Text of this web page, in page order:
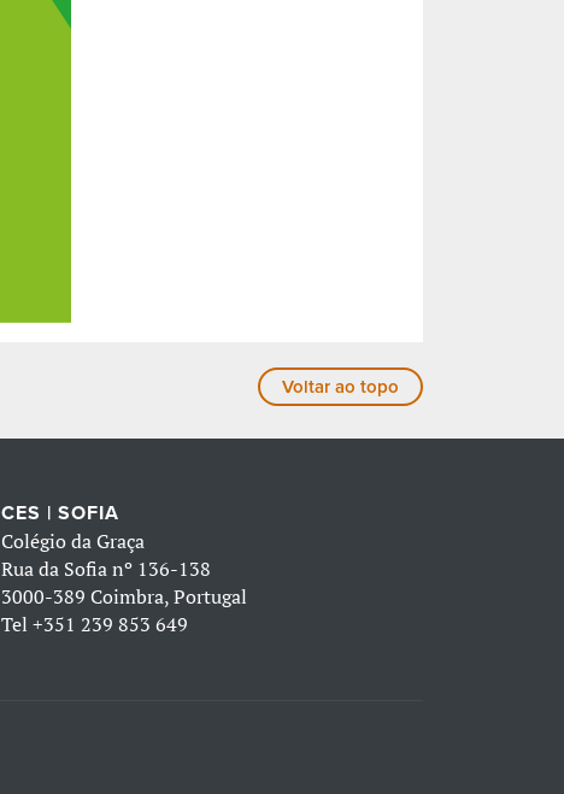
Voltar ao topo
CES | SOFIA
Colégio da Graça
Rua da Sofia nº 136-138
3000-389 Coimbra, Portugal
Tel +351 239 853 649